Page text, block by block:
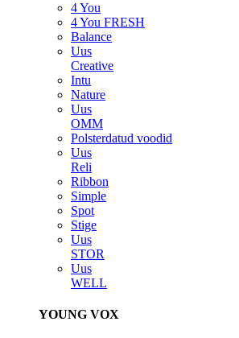
4 You
4 You FRESH
Balance
Uus
Creative
Intu
Nature
Uus
OMM
Polsterdatud voodid
Uus
Reli
Ribbon
Simple
Spot
Stige
Uus
STOR
Uus
WELL
YOUNG VOX